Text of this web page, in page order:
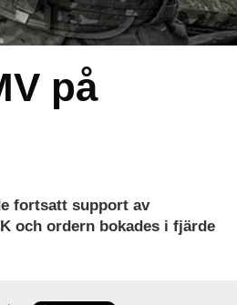
på
fortsatt support av
och ordern bokades i fjärde